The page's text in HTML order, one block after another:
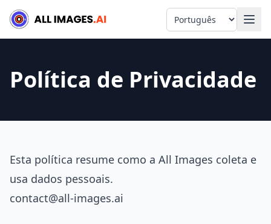
Language
Política de Privacidade
Esta política resume como a All Images coleta e
usa dados pessoais.
contact@all-images.ai